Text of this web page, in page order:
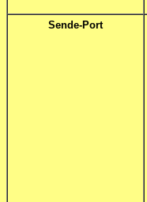
Sende-Port